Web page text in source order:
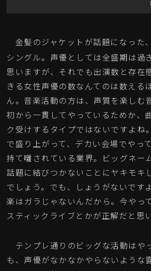
金髪のジャケットが話題になった、
シングル。声優としては全盛期は過
思いますが、それでも出演数と存在
きる女性声優の数なんてのは数える
ん。音楽活動の方は、声質を楽しむ
初から一貫してやっているためか、
ク受けするタイプではないですよね
で盛り上がって、デカい会場でやっ
持て囃されている業界。ビッグネー
話題に結びつかないことにヤキモキ
でしょう。でも、しょうがないです
楽はガラじゃないんだから。今やっ
スティックライブとかが正解だと思
テンプレ通りのビッグな活動はや
も、声優がなかなかやらないような